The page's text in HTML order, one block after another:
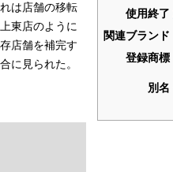
使用終了
関連ブランド
登録商標
別名
は店舗の移転
東店のように
店舗を補完す
に見られた。